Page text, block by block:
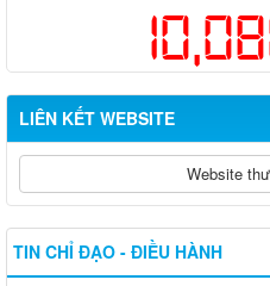
LIÊN KẾT WEBSITE
Website
TIN CHỈ ĐẠO - ĐIỀU HÀNH